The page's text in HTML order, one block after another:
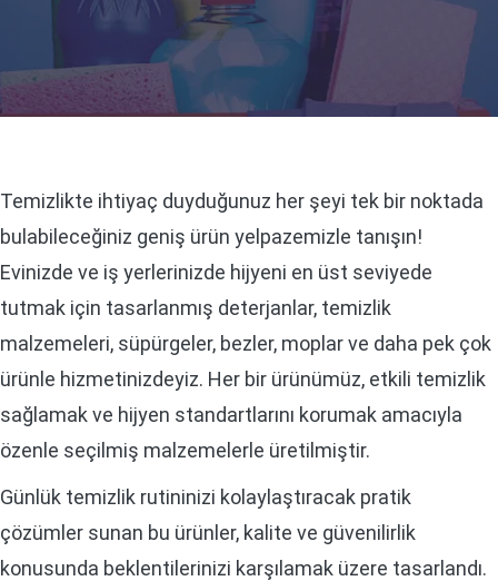
Temizlikte ihtiyaç duyduğunuz her şeyi tek bir noktada
bulabileceğiniz geniş ürün yelpazemizle tanışın!
Evinizde ve iş yerlerinizde hijyeni en üst seviyede
tutmak için tasarlanmış deterjanlar, temizlik
malzemeleri, süpürgeler, bezler, moplar ve daha pek çok
ürünle hizmetinizdeyiz. Her bir ürünümüz, etkili temizlik
sağlamak ve hijyen standartlarını korumak amacıyla
özenle seçilmiş malzemelerle üretilmiştir.
Günlük temizlik rutininizi kolaylaştıracak pratik
çözümler sunan bu ürünler, kalite ve güvenilirlik
konusunda beklentilerinizi karşılamak üzere tasarlandı.